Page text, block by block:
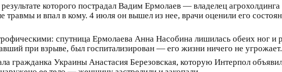
которого пострадал Вадим Ермолаев — владелец
и впал в кому. 4 июля он вышел из нее, врачи оценили его
спутница Ермолаева Анна Насобина лишилась обеих ног и
при взрыве, был госпитализирован — его жизни ничего не угрожает.
гражданка Украины Анастасия Березовская, которую Интерпол